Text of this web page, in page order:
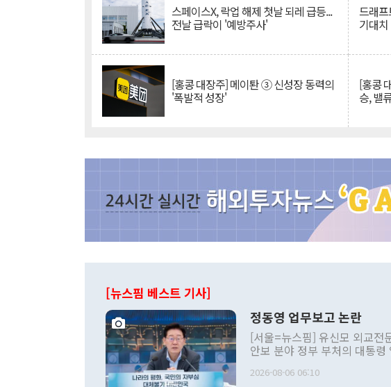
스페이스X, 락업 해제 첫날 되레 급등...
전날 급락이 '예방주사'
드래프
기대
[홍콩 대장주] 메이퇀 ③ 신성장 동력의
'폭발적 성장'
[홍콩
승, 밸
[뉴스핌 베스트 기사]
정동영 업무보고 논란
[서울=뉴스핌] 유신모 외교전
안보 분야 정부 부처의 대통
발언 중에는 정부 내 조율을
2026-08-06 06:10